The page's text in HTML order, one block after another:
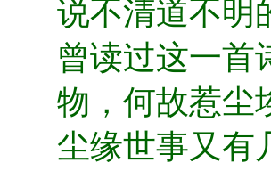
说不清道不明
曾读过这一首
物，何故惹尘
尘缘世事又有